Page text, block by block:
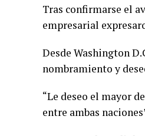
Tras confirmarse el
empresarial
Desde Washington
nombramiento y
“Le deseo el mayor
entre ambas